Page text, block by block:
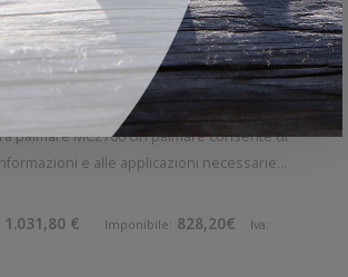
ZEBRA-MC2700
MC27BK-2B3S3RW - Terminale Zebra palmare modello MC2700
di
e alle applicazioni necessarie
La produttività aumenta ed i clienti
1.031,80 € Imponibile: 828,20€ Iva: